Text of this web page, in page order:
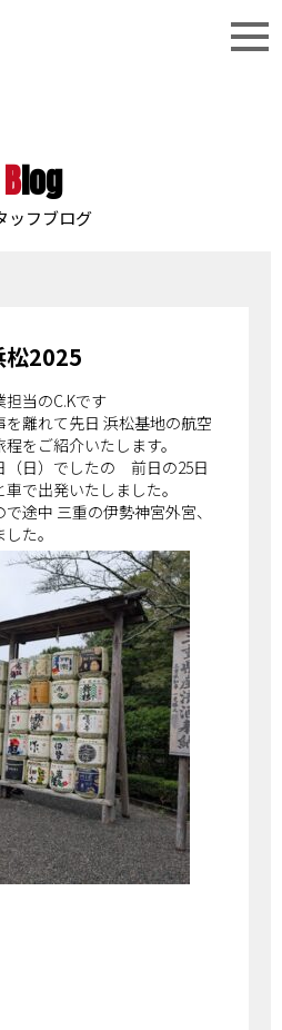
Blog
ッフブログ
松2025
当のC.Kです
離れて先日 浜松基地の航空
をご紹介いたします。
（日）でしたの 前日の25日
車で出発いたしました。
途中 三重の伊勢神宮外宮、
した。